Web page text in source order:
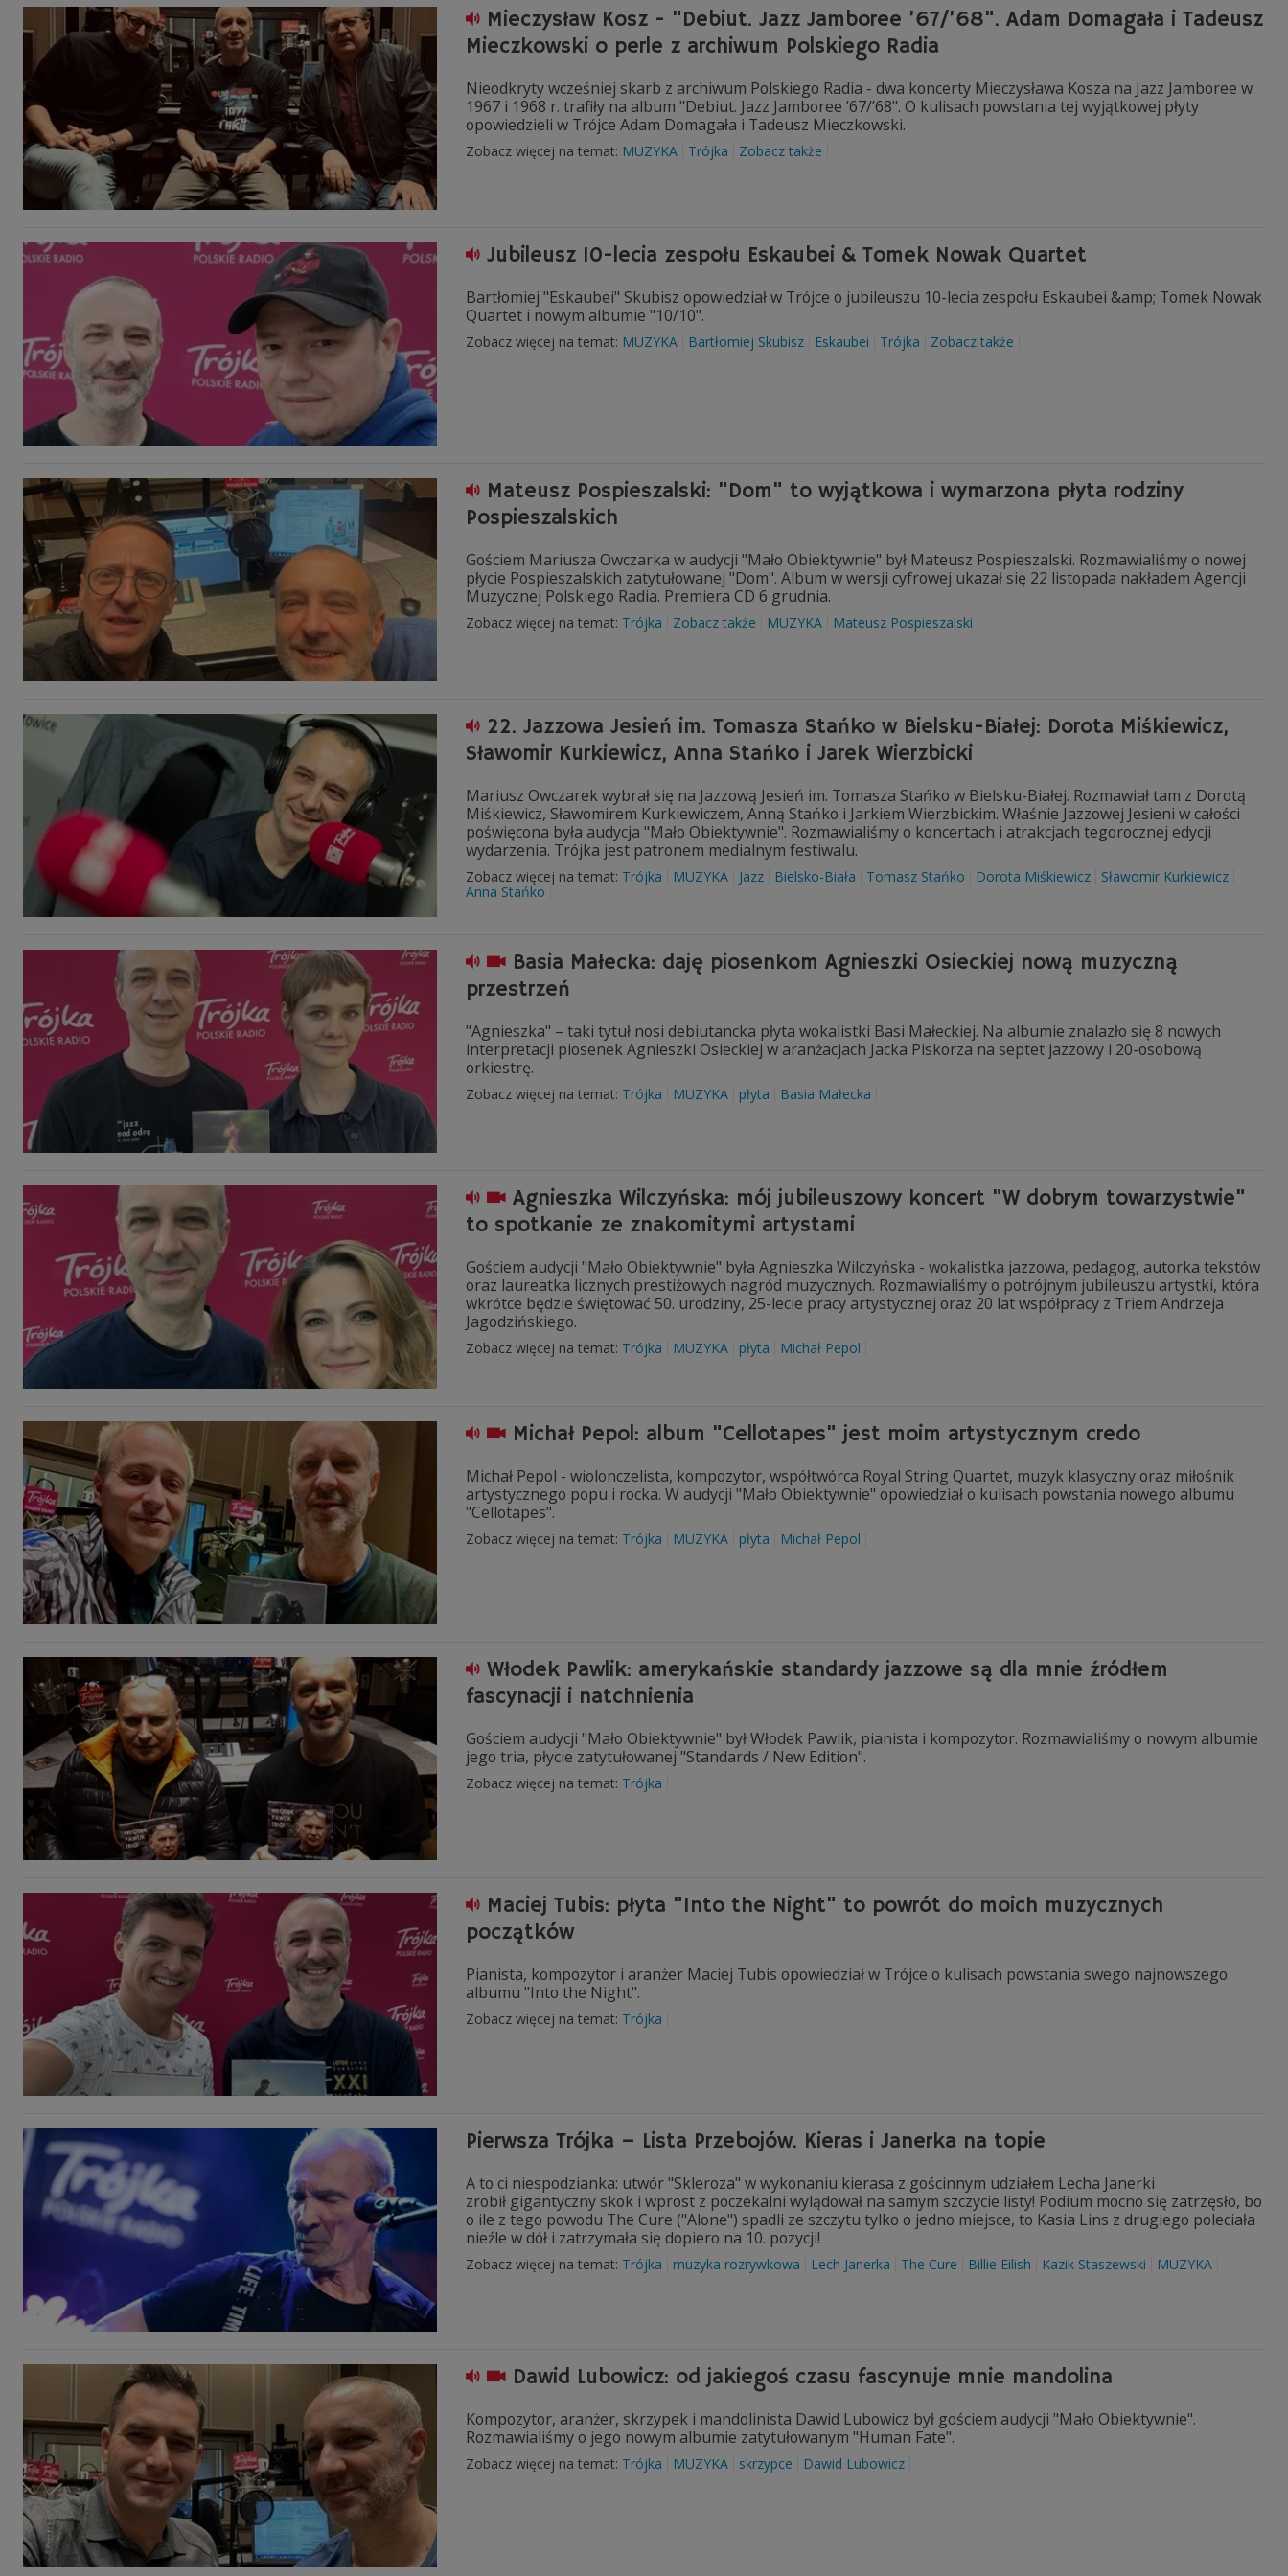
Mieczysław Kosz - "Debiut. Jazz Jamboree ’67/’68". Adam Domagała i Tadeusz
Mieczkowski o perle z archiwum Polskiego Radia
Nieodkryty wcześniej skarb z archiwum Polskiego Radia - dwa koncerty Mieczysława Kosza na Jazz Jamboree w
1967 i 1968 r. trafiły na album "Debiut. Jazz Jamboree ’67/’68". O kulisach powstania tej wyjątkowej płyty
opowiedzieli w Trójce Adam Domagała i Tadeusz Mieczkowski.
Zobacz więcej na temat: MUZYKA Trójka Zobacz także
Jubileusz 10-lecia zespołu Eskaubei & Tomek Nowak Quartet
Bartłomiej "Eskaubei" Skubisz opowiedział w Trójce o jubileuszu 10-lecia zespołu Eskaubei &amp; Tomek Nowak
Quartet i nowym albumie "10/10".
Zobacz więcej na temat: MUZYKA Bartłomiej Skubisz Eskaubei Trójka Zobacz także
Mateusz Pospieszalski: "Dom" to wyjątkowa i wymarzona płyta rodziny
Pospieszalskich
Gościem Mariusza Owczarka w audycji "Mało Obiektywnie" był Mateusz Pospieszalski. Rozmawialiśmy o nowej
płycie Pospieszalskich zatytułowanej "Dom". Album w wersji cyfrowej ukazał się 22 listopada nakładem Agencji
Muzycznej Polskiego Radia. Premiera CD 6 grudnia.
Zobacz więcej na temat: Trójka Zobacz także MUZYKA Mateusz Pospieszalski
22. Jazzowa Jesień im. Tomasza Stańko w Bielsku-Białej: Dorota Miśkiewicz,
Sławomir Kurkiewicz, Anna Stańko i Jarek Wierzbicki
Mariusz Owczarek wybrał się na Jazzową Jesień im. Tomasza Stańko w Bielsku-Białej. Rozmawiał tam z Dorotą
Miśkiewicz, Sławomirem Kurkiewiczem, Anną Stańko i Jarkiem Wierzbickim. Właśnie Jazzowej Jesieni w całości
poświęcona była audycja "Mało Obiektywnie". Rozmawialiśmy o koncertach i atrakcjach tegorocznej edycji
wydarzenia. Trójka jest patronem medialnym festiwalu.
Zobacz więcej na temat: Trójka MUZYKA Jazz Bielsko-Biała Tomasz Stańko Dorota Miśkiewicz
Sławomir Kurkiewicz
Anna Stańko
Basia Małecka: daję piosenkom Agnieszki Osieckiej nową muzyczną
przestrzeń
"Agnieszka" – taki tytuł nosi debiutancka płyta wokalistki Basi Małeckiej. Na albumie znalazło się 8 nowych
interpretacji piosenek Agnieszki Osieckiej w aranżacjach Jacka Piskorza na septet jazzowy i 20-osobową
orkiestrę.
Zobacz więcej na temat: Trójka MUZYKA płyta Basia Małecka
Agnieszka Wilczyńska: mój jubileuszowy koncert "W dobrym towarzystwie"
to spotkanie ze znakomitymi artystami
Gościem audycji "Mało Obiektywnie" była Agnieszka Wilczyńska - wokalistka jazzowa, pedagog, autorka tekstów
oraz laureatka licznych prestiżowych nagród muzycznych. Rozmawialiśmy o potrójnym jubileuszu artystki, która
wkrótce będzie świętować 50. urodziny, 25-lecie pracy artystycznej oraz 20 lat współpracy z Triem Andrzeja
Jagodzińskiego.
Zobacz więcej na temat: Trójka MUZYKA płyta Michał Pepol
Michał Pepol: album "Cellotapes" jest moim artystycznym credo
Michał Pepol - wiolonczelista, kompozytor, współtwórca Royal String Quartet, muzyk klasyczny oraz miłośnik
artystycznego popu i rocka. W audycji "Mało Obiektywnie" opowiedział o kulisach powstania nowego albumu
"Cellotapes".
Zobacz więcej na temat: Trójka MUZYKA płyta Michał Pepol
Włodek Pawlik: amerykańskie standardy jazzowe są dla mnie źródłem
fascynacji i natchnienia
Gościem audycji "Mało Obiektywnie" był Włodek Pawlik, pianista i kompozytor. Rozmawialiśmy o nowym albumie
jego tria, płycie zatytułowanej "Standards / New Edition".
Zobacz więcej na temat: Trójka
Maciej Tubis: płyta "Into the Night" to powrót do moich muzycznych
początków
Pianista, kompozytor i aranżer Maciej Tubis opowiedział w Trójce o kulisach powstania swego najnowszego
albumu "Into the Night".
Zobacz więcej na temat: Trójka
Pierwsza Trójka – Lista Przebojów. Kieras i Janerka na topie
A to ci niespodzianka: utwór "Skleroza" w wykonaniu kierasa z gościnnym udziałem Lecha Janerki
zrobił gigantyczny skok i wprost z poczekalni wylądował na samym szczycie listy! Podium mocno się zatrzęsło, bo
o ile z tego powodu The Cure ("Alone") spadli ze szczytu tylko o jedno miejsce, to Kasia Lins z drugiego poleciała
nieźle w dół i zatrzymała się dopiero na 10. pozycji!
Zobacz więcej na temat: Trójka muzyka rozrywkowa Lech Janerka The Cure Billie Eilish Kazik Staszewski MUZYKA
Dawid Lubowicz: od jakiegoś czasu fascynuje mnie mandolina
Kompozytor, aranżer, skrzypek i mandolinista Dawid Lubowicz był gościem audycji "Mało Obiektywnie".
Rozmawialiśmy o jego nowym albumie zatytułowanym "Human Fate".
Zobacz więcej na temat: Trójka MUZYKA skrzypce Dawid Lubowicz